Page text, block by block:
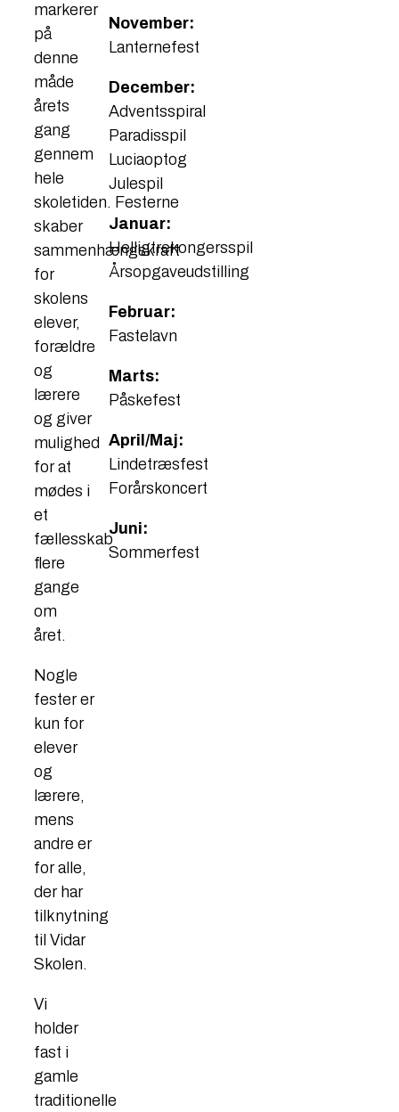
markerer
på
denne
måde
årets
gang
gennem
hele
skoletiden. Festerne
skaber
sammenhængskraft
for
skolens
elever,
forældre
og
lærere
og giver
mulighed
for at
mødes i
et
fællesskab
flere
gange
om
året.
Nogle
fester er
kun for
elever
og
lærere,
mens
andre er
for alle,
der har
tilknytning
til Vidar
Skolen.
Vi
holder
fast i
gamle
traditionelle
November:
Lanternefest
December:
Adventsspiral
Paradisspil
Luciaoptog
Julespil
Januar:
Helligtrekongersspil
Årsopgaveudstilling
Februar:
Fastelavn
Marts:
Påskefest
April/Maj:
Lindetræsfest
Forårskoncert
Juni:
Sommerfest